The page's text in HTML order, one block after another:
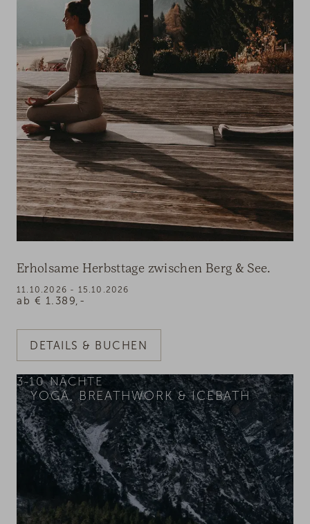
Erholsame Herbsttage zwischen Berg & See.
ab € 1.389,-
11.10.2026 - 15.10.2026
DETAILS & BUCHEN
YOGA, BREATHWORK & ICEBATH
3-10NÄCHTE